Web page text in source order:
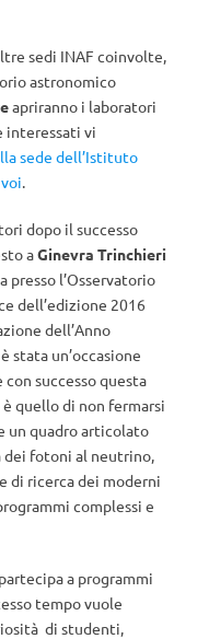
sedi INAF coinvolte,
astronomico
apriranno i laboratori
interessati vi
sede dell’Istituto
.
dopo il successo
aGinevra Trinchieri
l’Osservatorio
dell’edizione 2016
dell’Anno
stata un’occasione
successo questa
quello di non fermarsi
un quadro articolato
dei fotoni al neutrino,
di ricerca dei moderni
complessi e
a programmi
tempo vuole
di studenti,